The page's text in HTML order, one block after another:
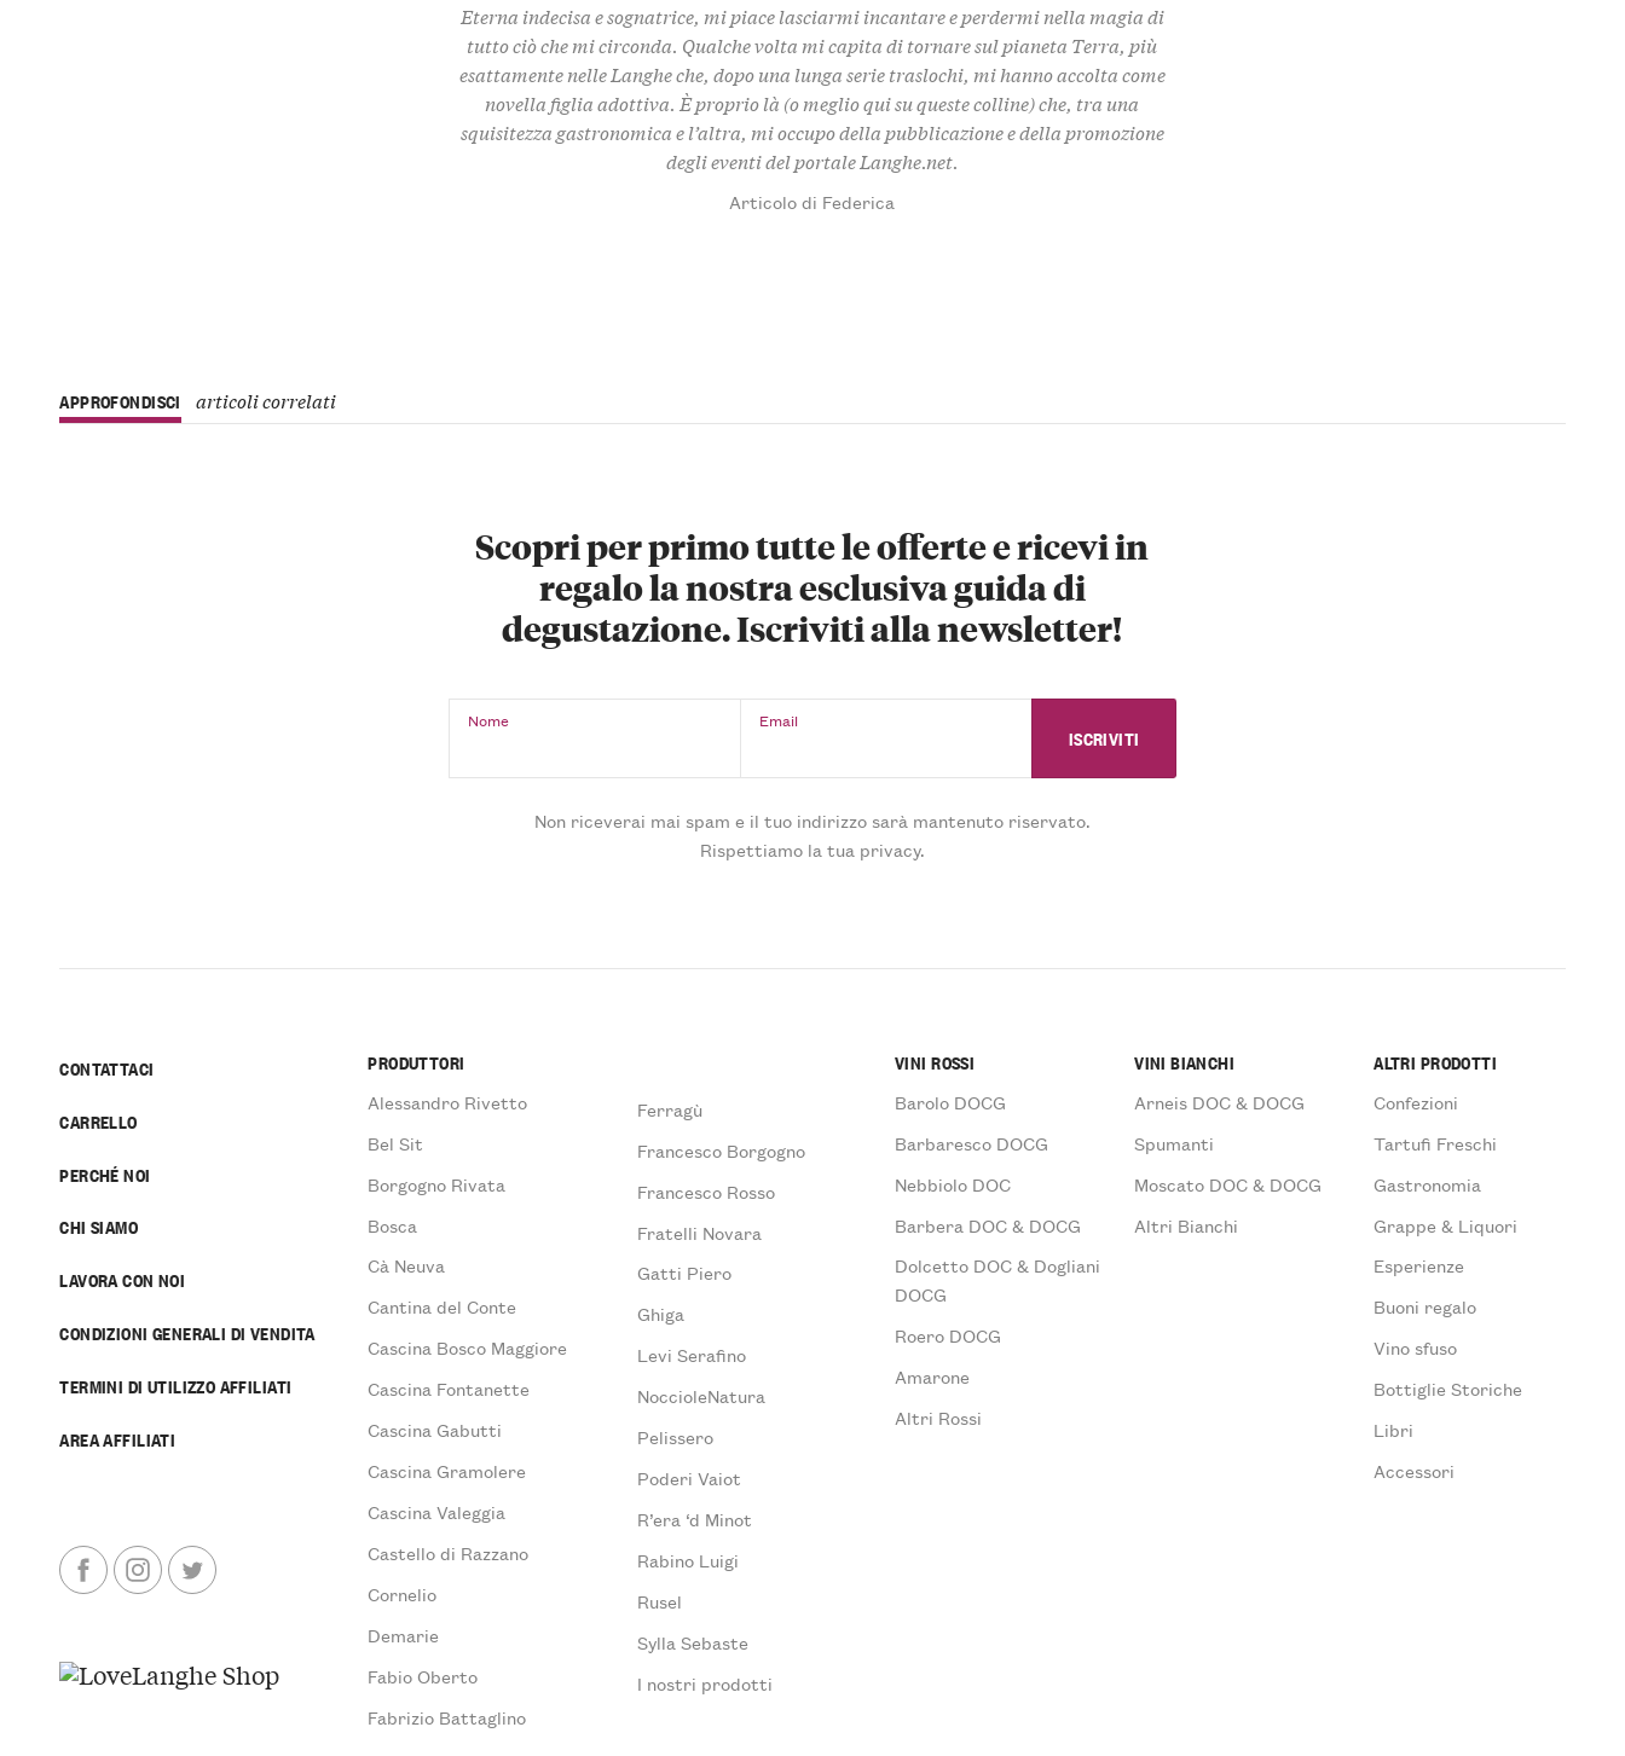
Eterna indecisa e sognatrice, mi piace lasciarmi incantare e perdermi nella magia di
tutto ciò che mi circonda. Qualche volta mi capita di tornare sul pianeta Terra, più
esattamente nelle Langhe che, dopo una lunga serie traslochi, mi hanno accolta come
novella figlia adottiva. È proprio là (o meglio qui su queste colline) che, tra una
squisitezza gastronomica e l’altra, mi occupo della pubblicazione e della promozione
degli eventi del portale Langhe.net.
Articolo di Federica
APPROFONDISCI articoli correlati
Scopri per primo tutte le offerte e ricevi in
regalo la nostra esclusiva guida di
degustazione. Iscriviti alla newsletter!
Nome Email
Non riceverai mai spam e il tuo indirizzo sarà mantenuto riservato.
Rispettiamo la tua privacy.
CONTATTACI
CARRELLO
PERCHÉ NOI
CHI SIAMO
LAVORA CON NOI
CONDIZIONI GENERALI DI VENDITA
TERMINI DI UTILIZZO AFFILIATI
AREA AFFILIATI
PRODUTTORI
Alessandro Rivetto
Bel Sit
Borgogno Rivata
Bosca
Cà Neuva
Cantina del Conte
Cascina Bosco Maggiore
Cascina Fontanette
Cascina Gabutti
Cascina Gramolere
Cascina Valeggia
Castello di Razzano
Cornelio
Demarie
Fabio Oberto
Fabrizio Battaglino
Ferragù
Francesco Borgogno
Francesco Rosso
Fratelli Novara
Gatti Piero
Ghiga
Levi Serafino
NoccioleNatura
Pelissero
Poderi Vaiot
R’era ‘d Minot
Rabino Luigi
Rusel
Sylla Sebaste
I nostri prodotti
VINI ROSSI
Barolo DOCG
Barbaresco DOCG
Nebbiolo DOC
Barbera DOC & DOCG
Dolcetto DOC & Dogliani
DOCG
Roero DOCG
Amarone
Altri Rossi
VINI BIANCHI
Arneis DOC & DOCG
Spumanti
Moscato DOC & DOCG
Altri Bianchi
ALTRI PRODOTTI
Confezioni
Tartufi Freschi
Gastronomia
Grappe & Liquori
Esperienze
Buoni regalo
Vino sfuso
Bottiglie Storiche
Libri
Accessori